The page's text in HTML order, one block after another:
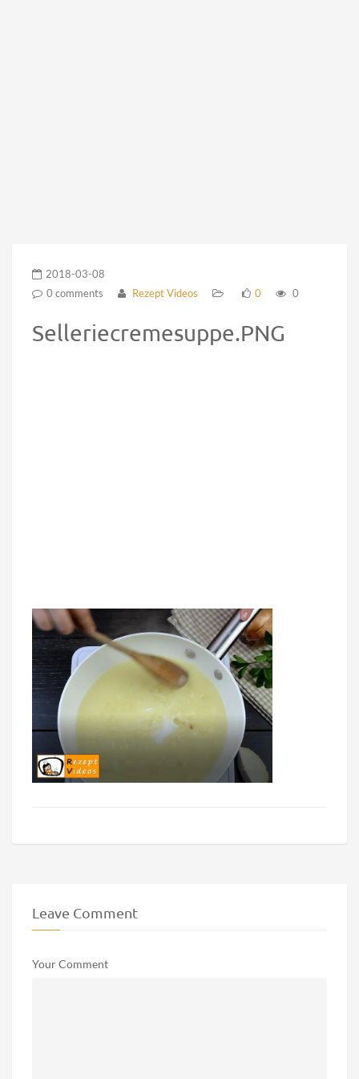
2018-03-08
0 comments
Rezept Videos 0 0
Selleriecremesuppe.PNG
Leave Comment
Your Comment